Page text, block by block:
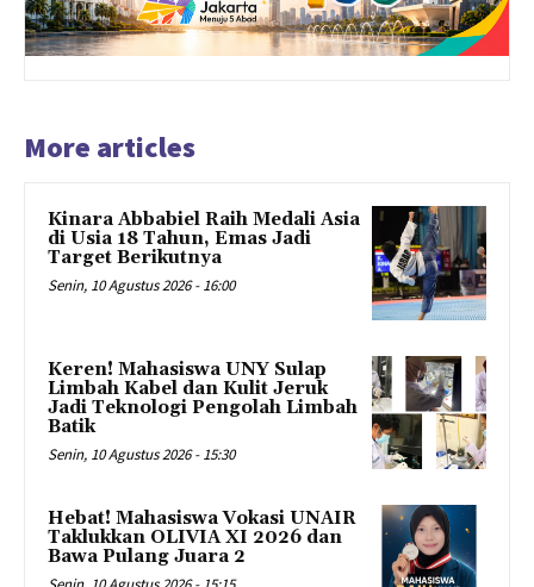
More articles
Kinara Abbabiel Raih Medali Asia
di Usia 18 Tahun, Emas Jadi
Target Berikutnya
Senin, 10 Agustus 2026 - 16:00
Keren! Mahasiswa UNY Sulap
Limbah Kabel dan Kulit Jeruk
Jadi Teknologi Pengolah Limbah
Batik
Senin, 10 Agustus 2026 - 15:30
Hebat! Mahasiswa Vokasi UNAIR
Taklukkan OLIVIA XI 2026 dan
Bawa Pulang Juara 2